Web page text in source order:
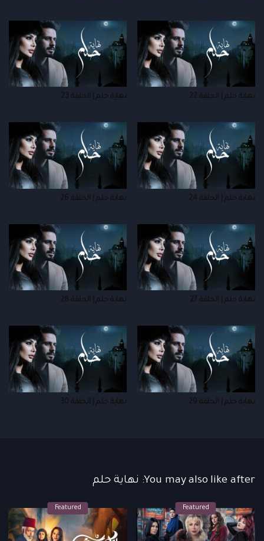
نهاية حلم | الحلقة 22 نهاية حلم | الحلقة 23
نهاية حلم | الحلقة 24 نهاية حلم | الحلقة 26
نهاية حلم | الحلقة 27 نهاية حلم | الحلقة 28
نهاية حلم | الحلقة 29 نهاية حلم | الحلقة 30
You may also like after: نهاية حلم
Featured Featured